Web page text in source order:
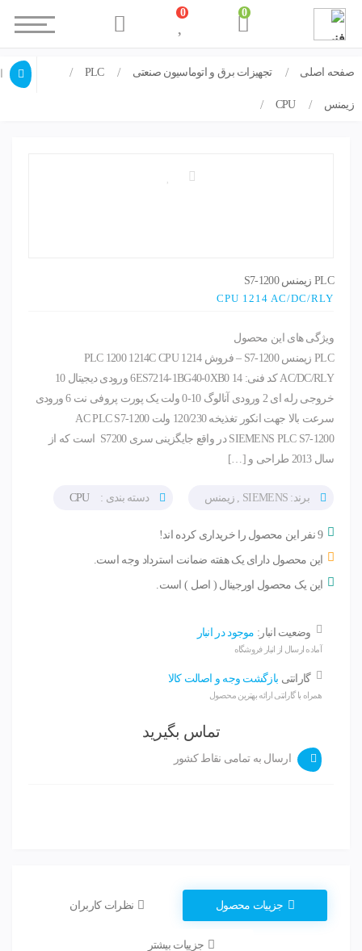
صفحه اصلی تجهیزات برق و اتوماسیون صنعتی PLC
زیمنس CPU
PLC زیمنس S7-1200
CPU 1214 AC/DC/RLY
ویژگی های این محصول
PLC زیمنس S7-1200 – فروش PLC 1200 1214C CPU 1214
AC/DC/RLY کد فنی: 6ES7214-1BG40-0XB0 14 ورودی دیجیتال 10
خروجی رله ای 2 ورودی آنالوگ 10-0 ولت یک پورت پروفی نت 6 ورودی
سرعت بالا جهت انکور تغذیخه 120/230 ولت AC PLC S7-1200‌
SIEMENS PLC S7-1200 در واقع جایگزینی سری S7200 است که از
سال 2013 طراحی و […]
برند: SIEMENS , زیمنس دسته بندی : CPU
9 نفر این محصول را خریداری کرده اند!
این محصول دارای یک هفته ضمانت استرداد وجه است.
این یک محصول اورجینال ( اصل ) است.
وضعیت انبار: موجود در انبار
آماده ارسال از انبار فروشگاه
گارانتی بازگشت وجه و اصالت کالا
همراه با گارانتی ارائه بهترین محصول
تماس بگیرید
ارسال به تمامی نقاط کشور
جزییات محصول نظرات کاربران
جزییات بیشتر
0
0